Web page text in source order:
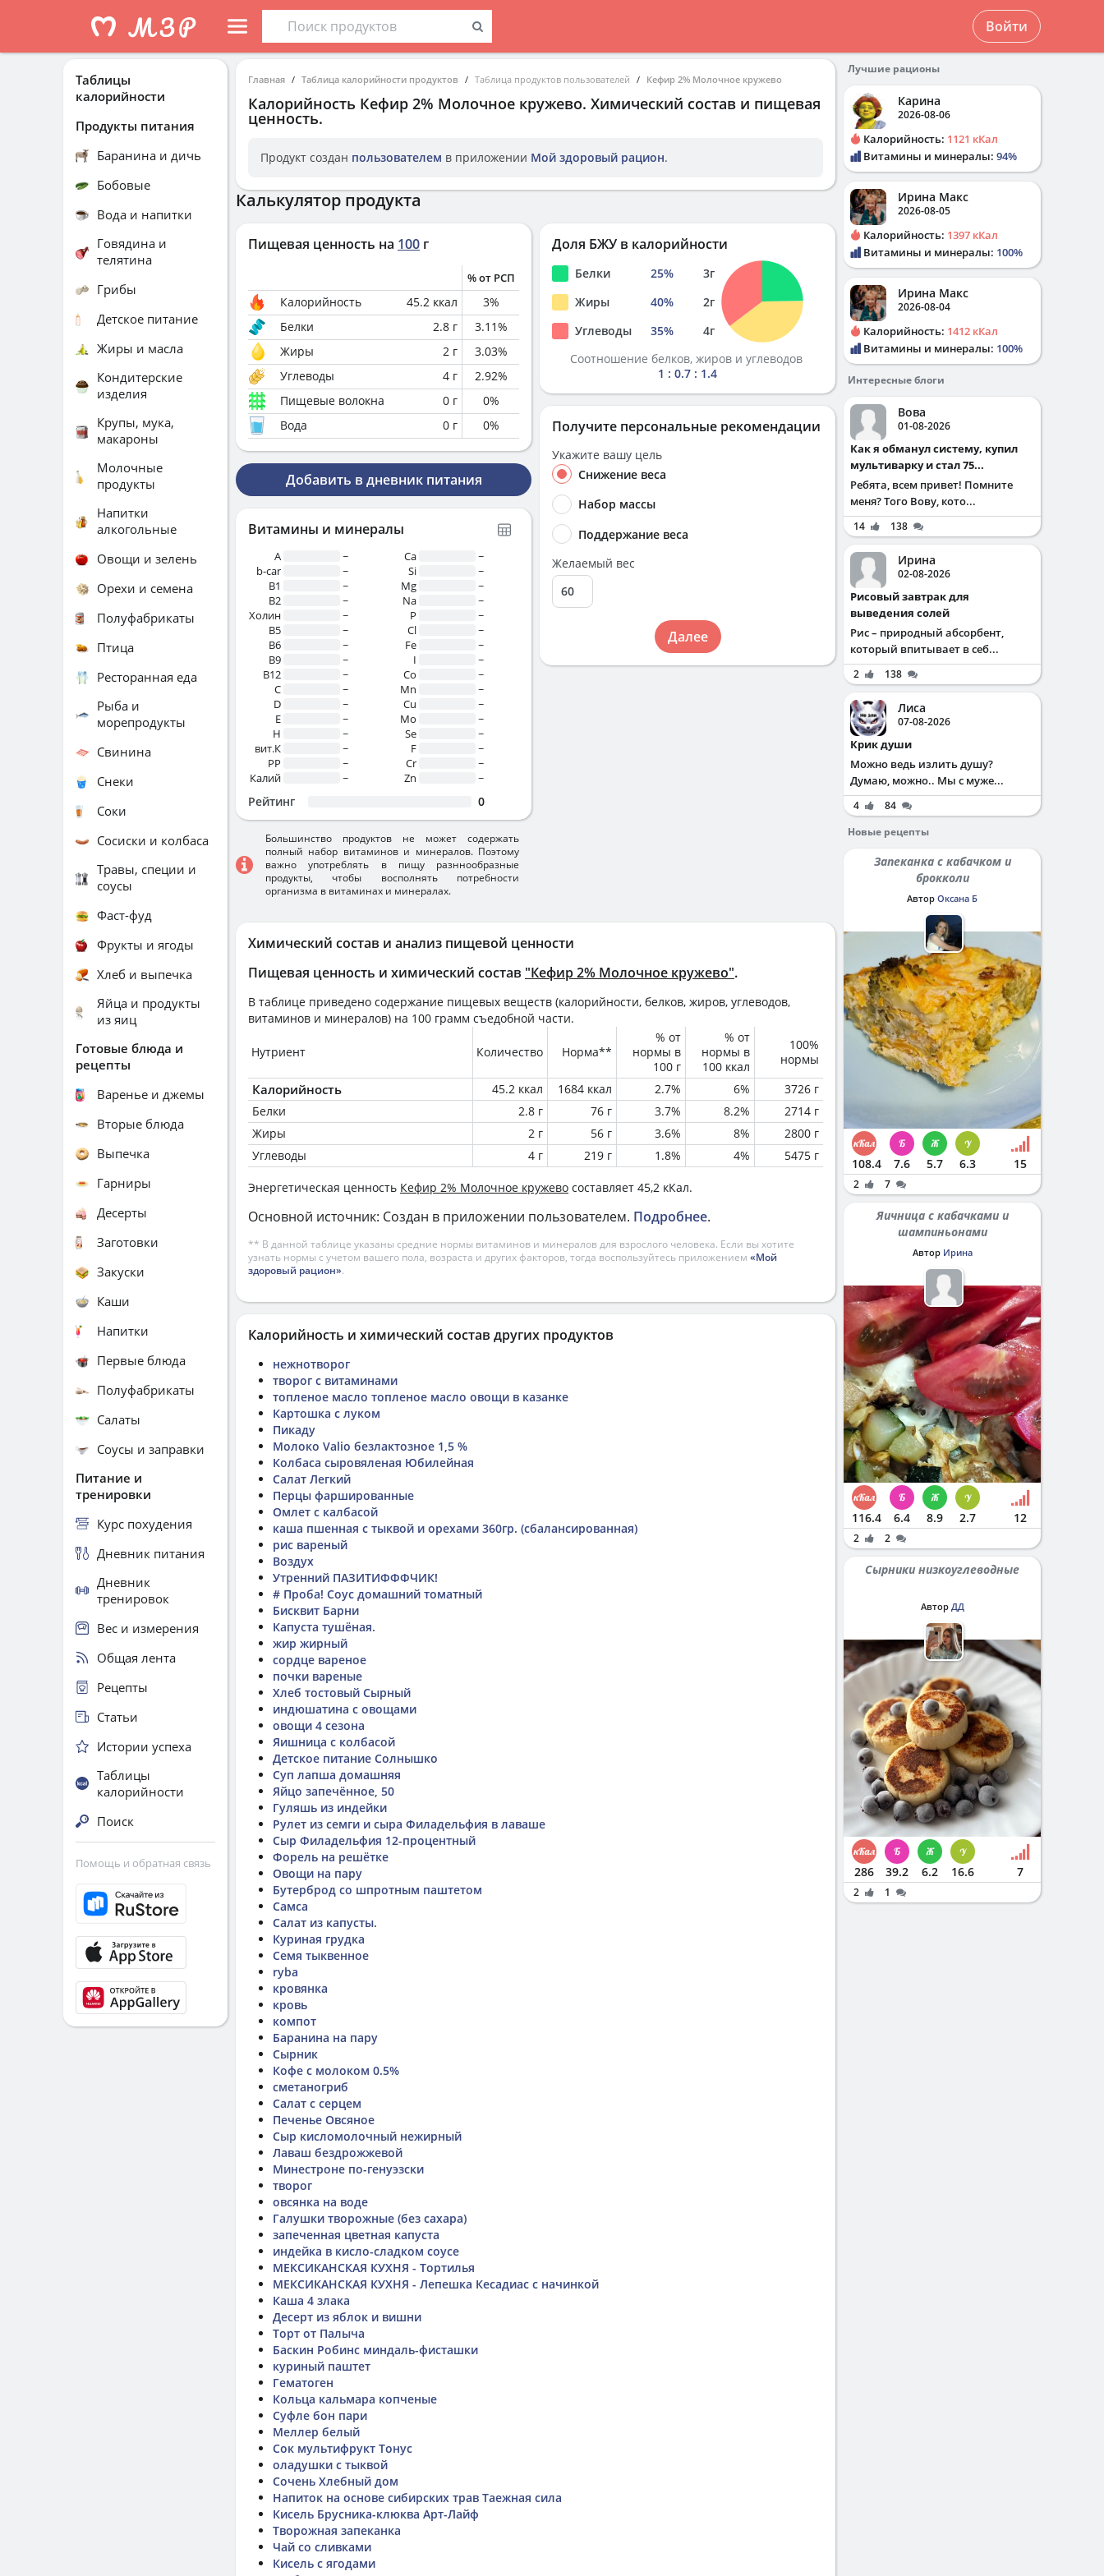
Войти
Главная Таблица калорийности продуктов Таблица продуктов пользователей Кефир 2% Молочное кружево
Калорийность Кефир 2% Молочное кружево. Химический состав и пищевая
ценность.
Продукт создан пользователем в приложении Мой здоровый рацион.
Химический состав и анализ пищевой ценности
Пищевая ценность и химический состав "Кефир 2% Молочное кружево".
В таблице приведено содержание пищевых веществ (калорийности, белков, жиров, углеводов,
витаминов и минералов) на 100 грамм съедобной части.
Нутриент Количество Норма**
% от
нормы в
100 г
% от
нормы в
100 ккал
100%
нормы
Калорийность 45.2 ккал 1684 ккал 2.7% 6%
3726 г
Белки
2.8 г 76 г 3.7% 8.2%
2714 г
Жиры
2 г 56 г 3.6% 8%
2800 г
Углеводы
4 г 219 г 1.8% 4% 5475 г
Энергетическая ценность Кефир 2% Молочное кружево составляет 45,2 кКал.
Основной источник: Создан в приложении пользователем. Подробнее.
** В данной таблице указаны средние нормы витаминов и минералов для взрослого человека. Если вы хотите
узнать нормы с учетом вашего пола, возраста и других факторов, тогда воспользуйтесь приложением «Мой
здоровый рацион».
Калькулятор продукта
Пищевая ценность на 100 г
% от РСП
Калорийность 45.2 ккал 3%
Белки
2.8 г 3.11%
Жиры
2 г 3.03%
Углеводы
4 г 2.92%
Пищевые волокна
0 г 0%
Вода
0 г 0%
Добавить в дневник питания
Витамины и минералы
A
~
b-car
~
В1
~
B2
~
Холин
~
B5
~
B6
~
B9
~
B12
~
C
~
D
~
E
~
H
~
вит.К
~
PP
~
Калий
~
Ca
~
Si
~
Mg
~
Na
~
P
~
Cl
~
Fe
~
I
~
Co
~
Mn
~
Cu
~
Mo
~
Se
~
F
~
Cr
~
Zn
~
Рейтинг 0
Большинство продуктов не может содержать
полный набор витаминов и минералов. Поэтому
важно употреблять в пищу разннообразные
продукты, чтобы восполнять потребности
организма в витаминах и минералах.
Доля БЖУ в калорийности
Белки 25% 3г
Жиры
40% 2г
Углеводы
35% 4г
Соотношение белков, жиров и углеводов
1 : 0.7 : 1.4
Получите персональные рекомендации
Укажите вашу цель
Снижение веса
Набор массы
Поддержание веса
Желаемый вес
Далее
Калорийность и химический состав других продуктов
нежнотворог
творог с витаминами
топленое масло топленое масло овощи в казанке
Картошка с луком
Пикаду
Молоко Valio безлактозное 1,5 %
Колбаса сыровяленая Юбилейная
Салат Легкий
Перцы фаршированные
Омлет с калбасой
каша пшенная с тыквой и орехами 360гр. (сбалансированная)
рис вареный
Воздух
Утренний ПАЗИТИФФФЧИК!
# Проба! Соус домашний томатный
Бисквит Барни
Капуста тушёная.
жир жирный
сордце вареное
почки вареные
Хлеб тостовый Сырный
индюшатина с овощами
овощи 4 сезона
Яишница с колбасой
Детское питание Солнышко
Суп лапша домашняя
Яйцо запечённое, 50
Гуляшь из индейки
Рулет из семги и сыра Филадельфия в лаваше
Сыр Филадельфия 12-процентный
Форель на решётке
Овощи на пару
Бутерброд со шпротным паштетом
Самса
Салат из капусты.
Куриная грудка
Семя тыквенное
ryba
кровянка
кровь
компот
Баранина на пару
Сырник
Кофе с молоком 0.5%
сметаногриб
Салат с серцем
Печенье Овсяное
Сыр кисломолочный нежирный
Лаваш бездрожжевой
Минестроне по-генуэзски
творог
овсянка на воде
Галушки творожные (без сахара)
запеченная цветная капуста
индейка в кисло-сладком соусе
МЕКСИКАНСКАЯ КУХНЯ - Тортилья
МЕКСИКАНСКАЯ КУХНЯ - Лепешка Кесадиас с начинкой
Каша 4 злака
Десерт из яблок и вишни
Торт от Палыча
Баскин Робинс миндаль-фисташки
куриный паштет
Гематоген
Кольца кальмара копченые
Суфле бон пари
Меллер белый
Сок мультифрукт Тонус
оладушки с тыквой
Сочень Хлебный дом
Напиток на основе сибирских трав Таежная сила
Кисель Брусника-клюква Арт-Лайф
Творожная запеканка
Чай со сливками
Кисель с ягодами
Таблицы
калорийности
Продукты питания
Баранина и дичь
Бобовые
Вода и напитки
Говядина и
телятина
Грибы
Детское питание
Жиры и масла
Кондитерские
изделия
Крупы, мука,
макароны
Молочные
продукты
Напитки
алкогольные
Овощи и зелень
Орехи и семена
Полуфабрикаты
Птица
Ресторанная еда
Рыба и
морепродукты
Свинина
Снеки
Соки
Сосиски и колбаса
Травы, специи и
соусы
Фаст-фуд
Фрукты и ягоды
Хлеб и выпечка
Яйца и продукты
из яиц
Готовые блюда и
рецепты
Варенье и джемы
Вторые блюда
Выпечка
Гарниры
Десерты
Заготовки
Закуски
Каши
Напитки
Первые блюда
Полуфабрикаты
Салаты
Соусы и заправки
Питание и
тренировки
Курс похудения
Дневник питания
Дневник
тренировок
Вес и измерения
Общая лента
Рецепты
Статьи
Истории успеха
Таблицы
калорийности
Поиск
Помощь и обратная связь
Лучшие рационы
Карина
2026-08-06
Калорийность: 1121 кКал
Витамины и минералы: 94%
Ирина Макс
2026-08-05
Калорийность: 1397 кКал
Витамины и минералы: 100%
Ирина Макс
2026-08-04
Калорийность: 1412 кКал
Витамины и минералы: 100%
Интересные блоги
Вова
01-08-2026
Как я обманул систему, купил
мультиварку и стал 75...
Ребята, всем привет! Помните
меня? Того Вову, кото...
14 138
Ирина
02-08-2026
Рисовый завтрак для
выведения солей
Рис – природный абсорбент,
который впитывает в себ...
2 138
Лиса
07-08-2026
Крик души
Можно ведь излить душу?
Думаю, можно.. Мы с муже...
4
84
Новые рецепты
Запеканка с кабачком и
брокколи
Автор Оксана Б
108.4 7.6 5.7 6.3 15
2 7
Яичница с кабачками и
шампиньонами
Автор Ирина
116.4 6.4 8.9 2.7 12
2 2
Сырники низкоуглеводные
Автор ДД
286 39.2 6.2 16.6 7
2 1